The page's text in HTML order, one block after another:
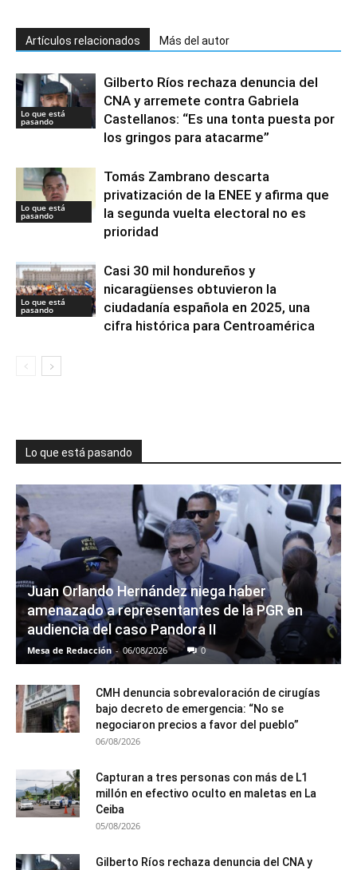
Artículos relacionados Más del autor
Lo que está
pasando
Gilberto Ríos rechaza denuncia del
CNA y arremete contra Gabriela
Castellanos: “Es una tonta puesta por
los gringos para atacarme”
Lo que está
pasando
Tomás Zambrano descarta
privatización de la ENEE y afirma que
la segunda vuelta electoral no es
prioridad
Lo que está
pasando
Casi 30 mil hondureños y
nicaragüenses obtuvieron la
ciudadanía española en 2025, una
cifra histórica para Centroamérica
Lo que está pasando
Juan Orlando Hernández niega haber
amenazado a representantes de la PGR en
audiencia del caso Pandora II
Mesa de Redacción - 06/08/2026 0
CMH denuncia sobrevaloración de cirugías
bajo decreto de emergencia: “No se
negociaron precios a favor del pueblo”
06/08/2026
Capturan a tres personas con más de L1
millón en efectivo oculto en maletas en La
Ceiba
05/08/2026
Gilberto Ríos rechaza denuncia del CNA y